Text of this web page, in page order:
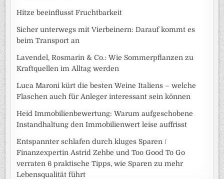
Hitze beeinflusst Fruchtbarkeit
Sicher unterwegs mit Vierbeinern: Darauf kommt es
beim Transport an
Lavendel, Rosmarin & Co.: Wie Sommerpflanzen zu
Kraftquellen im Alltag werden
Luca Maroni kürt die besten Weine Italiens – welche
Flaschen auch für Anleger interessant sein können
Heid Immobilienbewertung: Warum aufgeschobene
Instandhaltung den Immobilienwert leise auffrisst
Entspannter schlafen durch kluges Sparen /
Finanzexpertin Astrid Zehbe und Too Good To Go
verraten 6 praktische Tipps, wie Sparen zu mehr
Lebensqualität führt